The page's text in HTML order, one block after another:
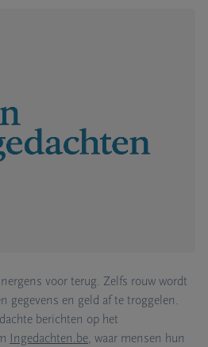
voor terug. Zelfs rouw wordt
gegevens en geld af te troggelen.
berichten op het
Ingedachten.be, waar mensen hun